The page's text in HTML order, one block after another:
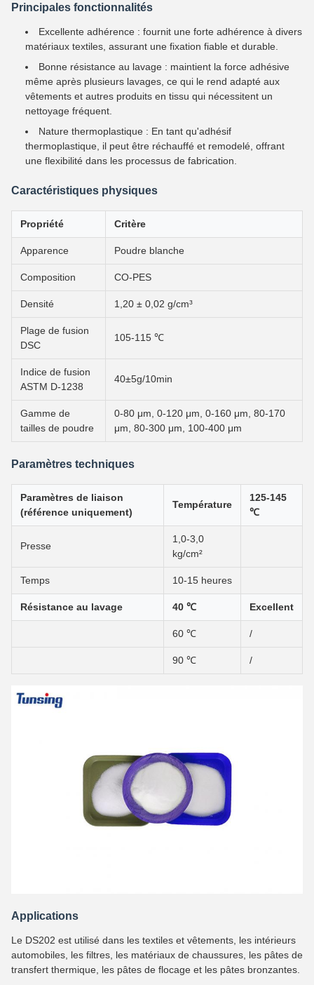
Principales fonctionnalités
Excellente adhérence : fournit une forte adhérence à divers
matériaux textiles, assurant une fixation fiable et durable.
Bonne résistance au lavage : maintient la force adhésive
même après plusieurs lavages, ce qui le rend adapté aux
vêtements et autres produits en tissu qui nécessitent un
nettoyage fréquent.
Nature thermoplastique : En tant qu'adhésif
thermoplastique, il peut être réchauffé et remodelé, offrant
une flexibilité dans les processus de fabrication.
Caractéristiques physiques
Propriété Critère
Apparence Poudre blanche
Composition CO-PES
Densité 1,20 ± 0,02 g/cm³
Plage de fusion
DSC
105-115 ℃
Indice de fusion
ASTM D-1238
40±5g/10min
Gamme de
tailles de poudre
0-80 μm, 0-120 μm, 0-160 μm, 80-170
μm, 80-300 μm, 100-400 μm
Paramètres techniques
Paramètres de liaison
(référence uniquement)
Température
125-145
℃
Presse
1,0-3,0
kg/cm²
Temps 10-15 heures
Résistance au lavage 40 ℃ Excellent
60 ℃ /
90 ℃ /
Applications
Le DS202 est utilisé dans les textiles et vêtements, les intérieurs
automobiles, les filtres, les matériaux de chaussures, les pâtes de
transfert thermique, les pâtes de flocage et les pâtes bronzantes.